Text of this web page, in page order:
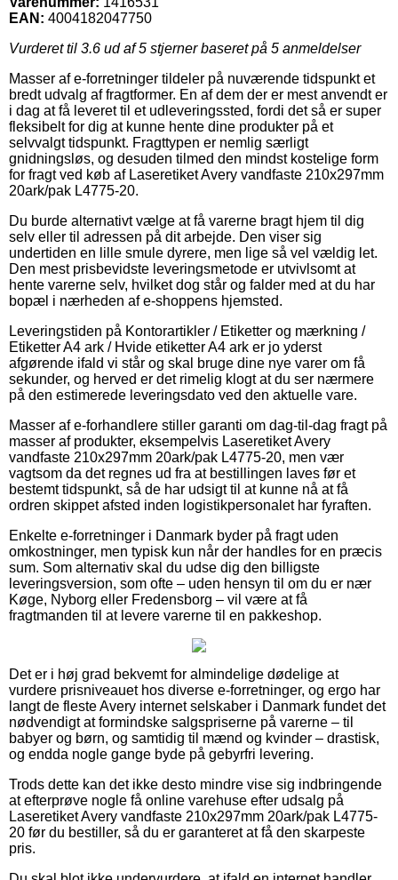
EAN: 4004182047750
Vurderet til 3.6 ud af 5 stjerner baseret på 5 anmeldelser
Masser af e-forretninger tildeler på nuværende tidspunkt et
bredt udvalg af fragtformer. En af dem der er mest anvendt er
i dag at få leveret til et udleveringssted, fordi det så er super
fleksibelt for dig at kunne hente dine produkter på et
selvvalgt tidspunkt. Fragttypen er nemlig særligt
gnidningsløs, og desuden tilmed den mindst kostelige form
for fragt ved køb af Laseretiket Avery vandfaste 210x297mm
20ark/pak L4775-20.
Du burde alternativt vælge at få varerne bragt hjem til dig
selv eller til adressen på dit arbejde. Den viser sig
undertiden en lille smule dyrere, men lige så vel vældig let.
Den mest prisbevidste leveringsmetode er utvivlsomt at
hente varerne selv, hvilket dog står og falder med at du har
bopæl i nærheden af e-shoppens hjemsted.
Leveringstiden på Kontorartikler / Etiketter og mærkning /
Etiketter A4 ark / Hvide etiketter A4 ark er jo yderst
afgørende ifald vi står og skal bruge dine nye varer om få
sekunder, og herved er det rimelig klogt at du ser nærmere
på den estimerede leveringsdato ved den aktuelle vare.
Masser af e-forhandlere stiller garanti om dag-til-dag fragt på
masser af produkter, eksempelvis Laseretiket Avery
vandfaste 210x297mm 20ark/pak L4775-20, men vær
vagtsom da det regnes ud fra at bestillingen laves før et
bestemt tidspunkt, så de har udsigt til at kunne nå at få
ordren skippet afsted inden logistikpersonalet har fyraften.
Enkelte e-forretninger i Danmark byder på fragt uden
omkostninger, men typisk kun når der handles for en præcis
sum. Som alternativ skal du udse dig den billigste
leveringsversion, som ofte – uden hensyn til om du er nær
Køge, Nyborg eller Fredensborg – vil være at få
fragtmanden til at levere varerne til en pakkeshop.
Det er i høj grad bekvemt for almindelige dødelige at
vurdere prisniveauet hos diverse e-forretninger, og ergo har
langt de fleste Avery internet selskaber i Danmark fundet det
nødvendigt at formindske salgspriserne på varerne – til
babyer og børn, og samtidig til mænd og kvinder – drastisk,
og endda nogle gange byde på gebyrfri levering.
Trods dette kan det ikke desto mindre vise sig indbringende
at efterprøve nogle få online varehuse efter udsalg på
Laseretiket Avery vandfaste 210x297mm 20ark/pak L4775-
20 før du bestiller, så du er garanteret at få den skarpeste
pris.